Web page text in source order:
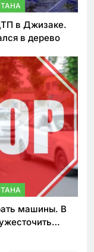
в Джизаке.
в дерево
машины. В